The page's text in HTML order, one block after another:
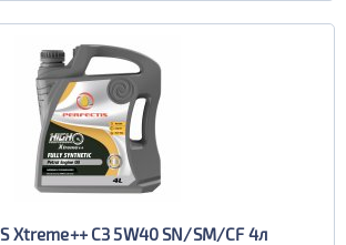
Xtreme++ C3 5W40 SN/SM/CF 4л